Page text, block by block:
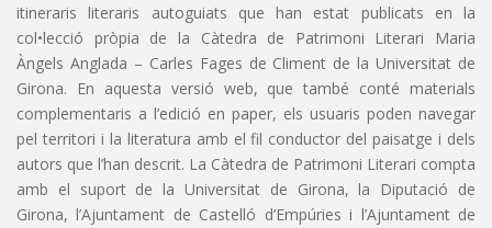
itineraris literaris autoguiats que han estat publicats en la
col•lecció pròpia de la Càtedra de Patrimoni Literari Maria
Àngels Anglada – Carles Fages de Climent de la Universitat de
Girona. En aquesta versió web, que també conté materials
complementaris a l’edició en paper, els usuaris poden navegar
pel territori i la literatura amb el fil conductor del paisatge i dels
autors que l’han descrit. La Càtedra de Patrimoni Literari compta
amb el suport de la Universitat de Girona, la Diputació de
Girona, l’Ajuntament de Castelló d’Empúries i l’Ajuntament de